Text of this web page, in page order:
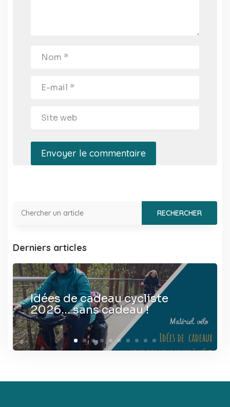
Envoyer le commentaire
Derniers articles
Idées de cadeau cycliste
2026… sans cadeau !